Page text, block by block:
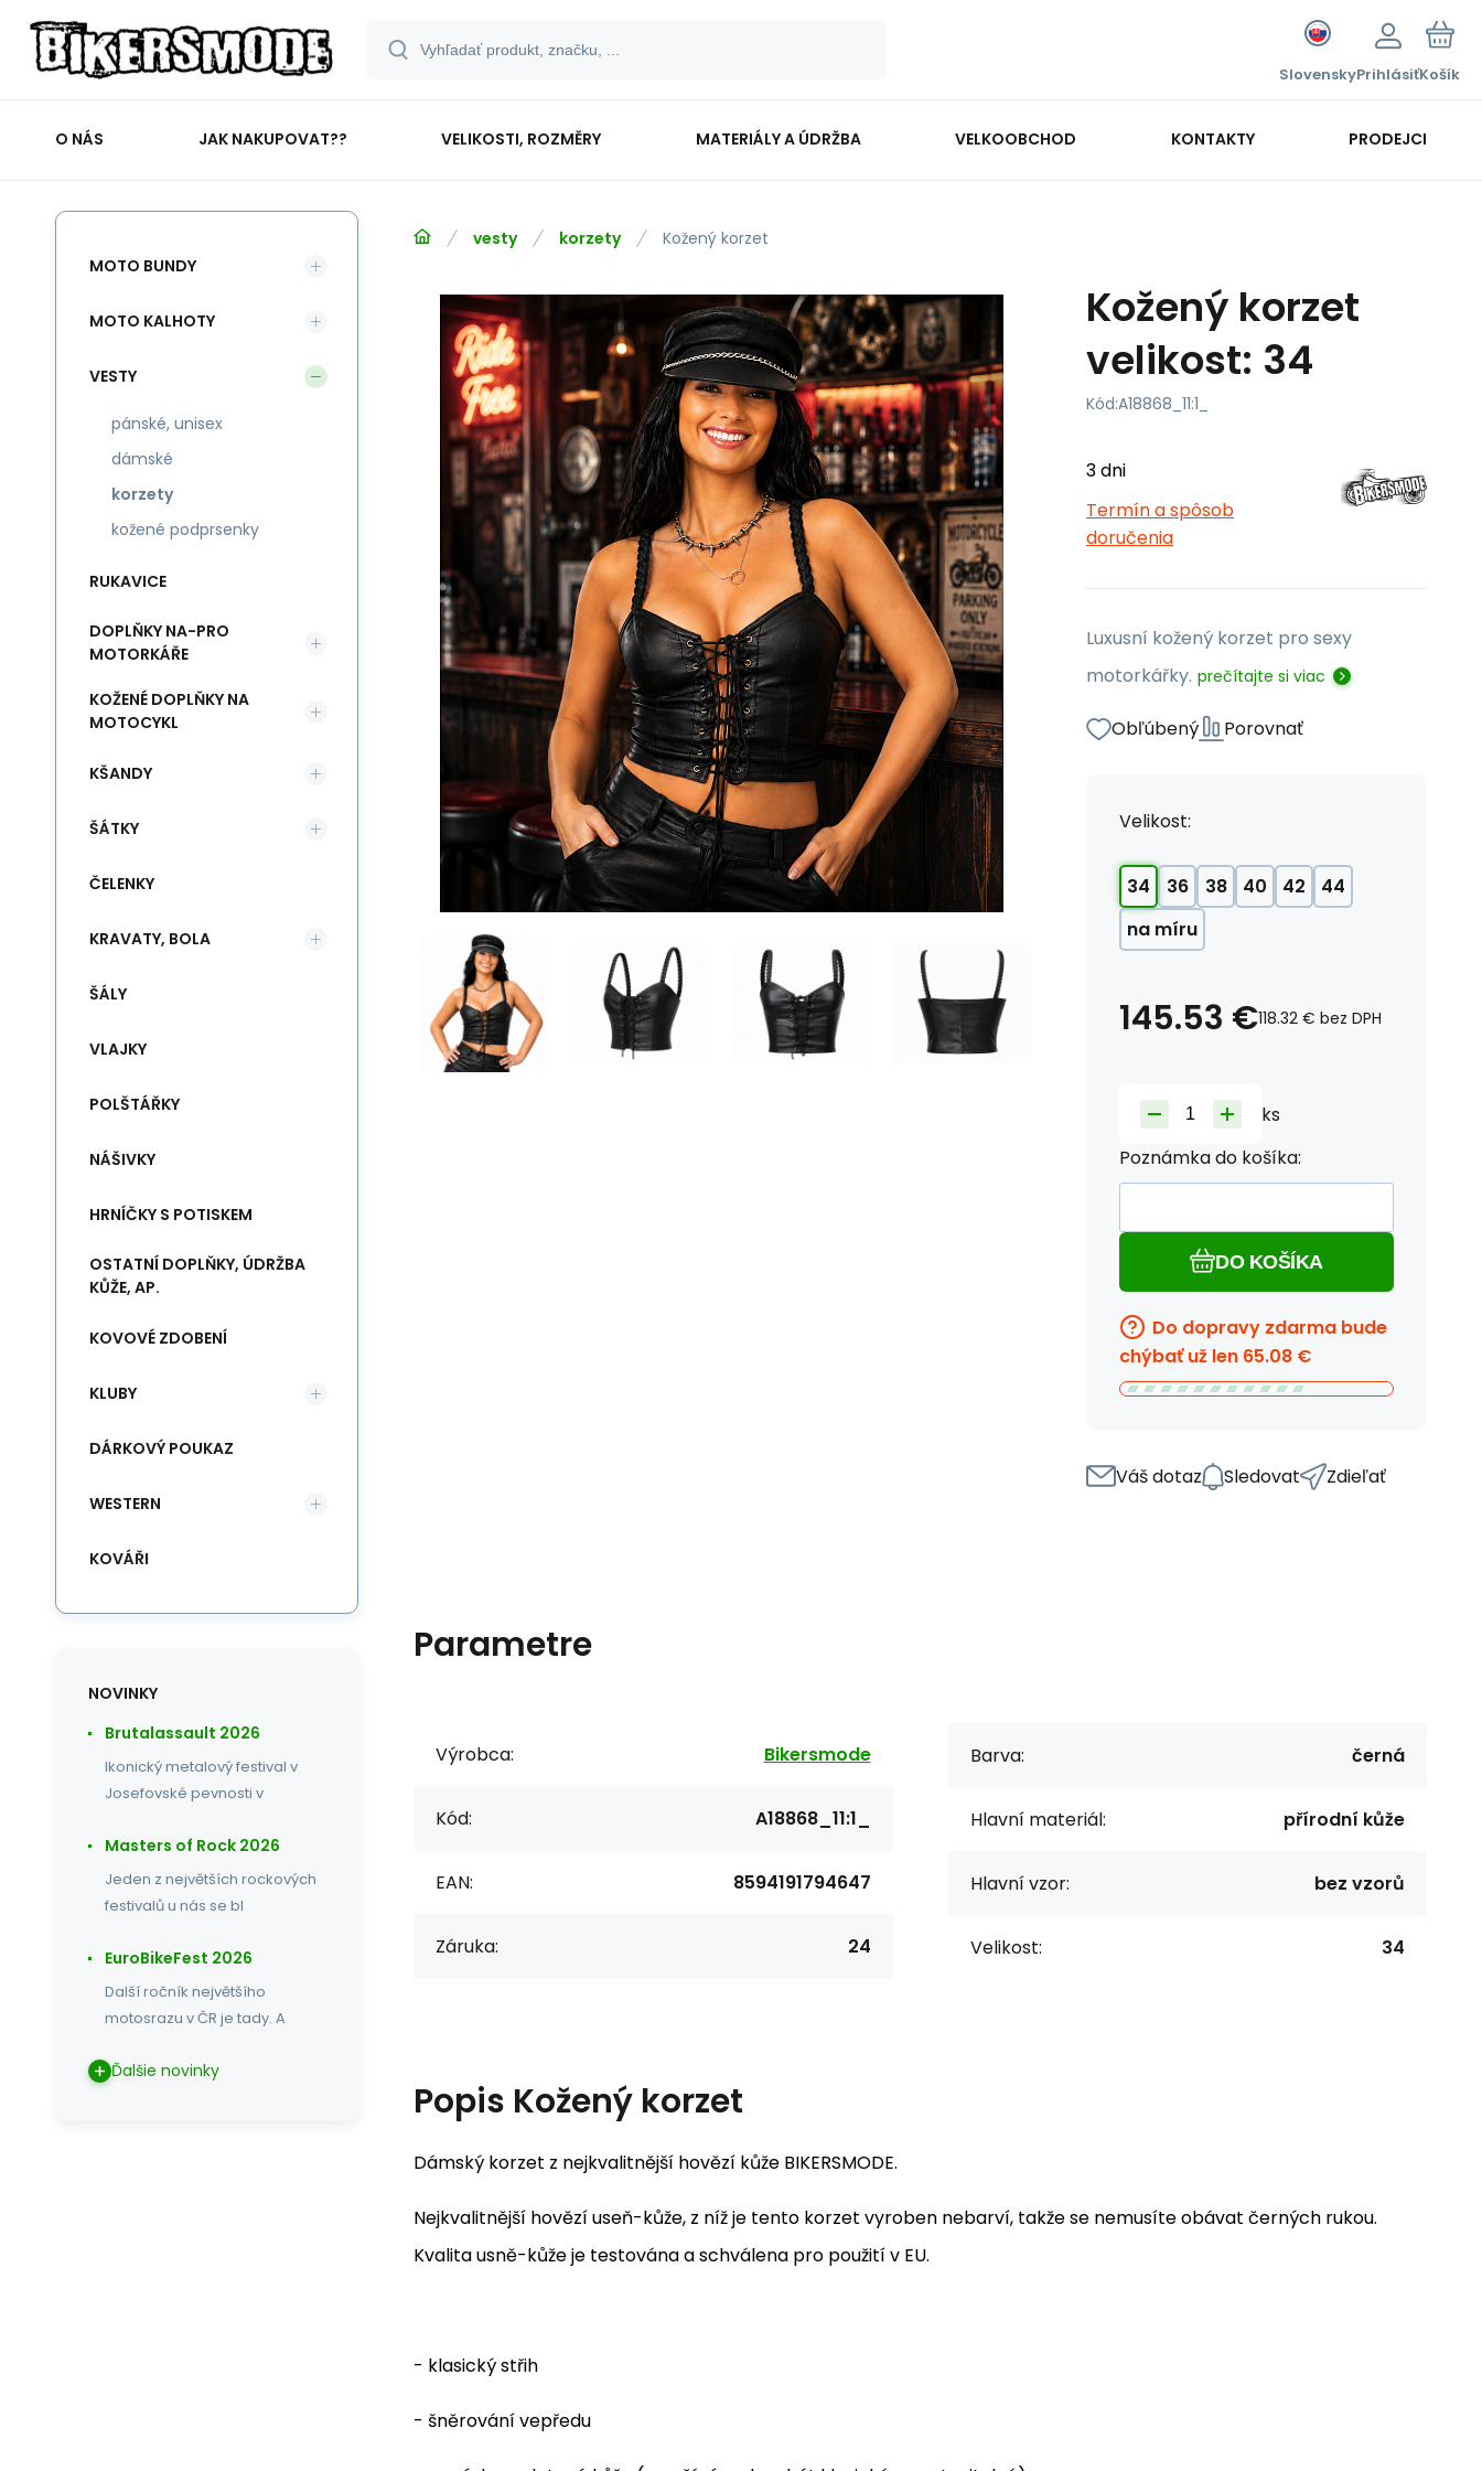
SlovenskyPrihlásiťKošík
O NÁS JAK NAKUPOVAT?? VELIKOSTI, ROZMĚRY MATERIÁLY A ÚDRŽBA VELKOOBCHOD KONTAKTY PRODEJCI
vesty korzety Kožený korzet
Kožený korzet
velikost: 34
Kód:A18868_11:1_
3 dni
Termín a spôsob
doručenia
Luxusní kožený korzet pro sexy
motorkářky. prečítajte si viac
Obľúbený Porovnať
Velikost:
34 36 38 40 42
44
na míru
145.53 €118.32 € bez DPH
ks
Poznámka do košíka:
DO KOŠÍKA
Do dopravy zdarma bude
chýbať už len 65.08 €
Váš dotaz Sledovat Zdieľať
Parametre
Výrobca: Bikersmode
Kód: A18868_11:1_
EAN: 8594191794647
Záruka: 24
Barva: černá
Hlavní materiál: přírodní kůže
Hlavní vzor: bez vzorů
Velikost: 34
Popis Kožený korzet
Dámský korzet z nejkvalitnější hovězí kůže BIKERSMODE.
Nejkvalitnější hovězí useň-kůže, z níž je tento korzet vyroben nebarví, takže se nemusíte obávat černých rukou.
Kvalita usně-kůže je testována a schválena pro použití v EU.
- klasický střih
- šněrování vepředu
MOTO BUNDY
MOTO KALHOTY
VESTY
pánské, unisex
dámské
korzety
kožené podprsenky
RUKAVICE
DOPLŇKY NA-PRO
MOTORKÁŘE
KOŽENÉ DOPLŇKY NA
MOTOCYKL
KŠANDY
ŠÁTKY
ČELENKY
KRAVATY, BOLA
ŠÁLY
VLAJKY
POLŠTÁŘKY
NÁŠIVKY
HRNÍČKY S POTISKEM
OSTATNÍ DOPLŇKY, ÚDRŽBA
KŮŽE, AP.
KOVOVÉ ZDOBENÍ
KLUBY
DÁRKOVÝ POUKAZ
WESTERN
KOVÁŘI
NOVINKY
Brutalassault 2026
Ikonický metalový festival v
Josefovské pevnosti v
Masters of Rock 2026
Jeden z největších rockových
festivalů u nás se bl
EuroBikeFest 2026
Další ročník největšího
motosrazu v ČR je tady. A
Ďalšie novinky